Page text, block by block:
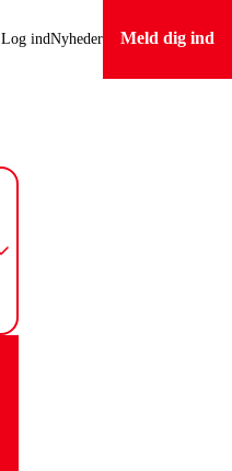
Log indNyheder Meld dig ind